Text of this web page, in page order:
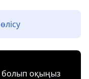
болып оқыңыз